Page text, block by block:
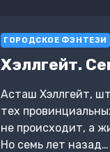
ГОРОДСКОЕ ФЭНТЕЗИ
Хэллгейт.
Асташ Хэллгейт,
тех
не происходит, а
Но семь лет назад…